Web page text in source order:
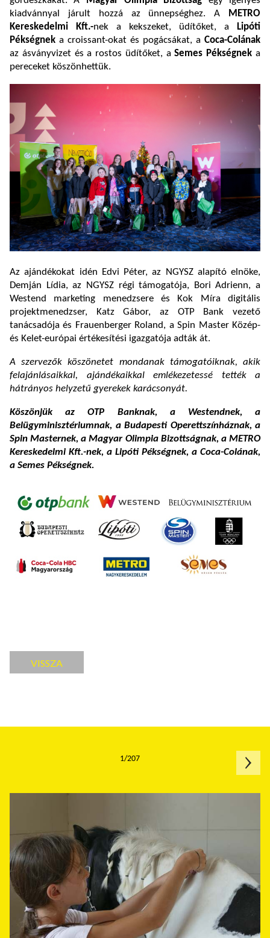
kiadvánnyal járult hozzá az ünnepséghez. A
METRO
Kereskedelmi Kft.-nek a kekszeket, üdítőket, a Lipóti
Pékségnek a croissant-okat és pogácsákat, a Coca-Colának
az ásványvizet és a rostos üdítőket, aSemes Pékségnek a
pereceket köszönhettük.
Az ajándékokat idén Edvi Péter, az NGYSZ alapító elnöke,
Demján Lídia, az NGYSZ régi támogatója, Bori Adrienn, a
Westend marketing menedzsere és Kok Míra digitális
projektmenedzser, Katz Gábor, az OTP Bank vezető
tanácsadója és Frauenberger Roland, a Spin Master Közép-
és Kelet-európai értékesítési igazgatója adták át.
A szervezők köszönetet mondanak támogatóiknak, akik
felajánlásaikkal, ajándékaikkal emlékezetessé tették a
hátrányos helyzetű gyerekek karácsonyát.
Köszönjük az OTP Banknak, a Westendnek, a
Belügyminisztériumnak, a Budapesti Operettszínháznak, a
Spin Masternek, a Magyar Olimpia Bizottságnak, a METRO
Kereskedelmi Kft.-nek, a Lipóti Pékségnek, a Coca-Colának,
a Semes Pékségnek.
VISSZA
1/207